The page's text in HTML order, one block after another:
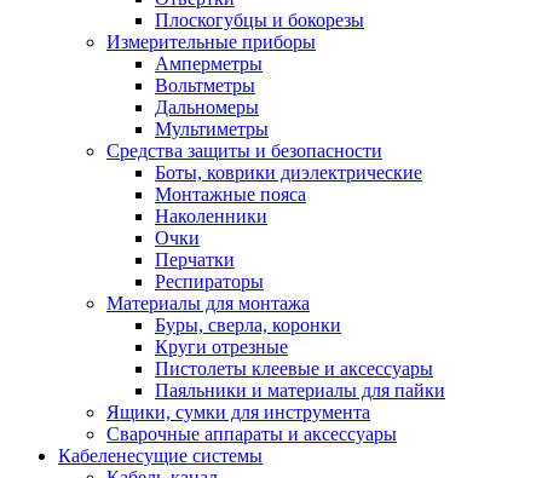
Плоскогубцы и бокорезы
Измерительные приборы
Амперметры
Вольтметры
Дальномеры
Мультиметры
Средства защиты и безопасности
Боты, коврики диэлектрические
Монтажные пояса
Наколенники
Очки
Перчатки
Респираторы
Материалы для монтажа
Буры, сверла, коронки
Круги отрезные
Пистолеты клеевые и аксессуары
Паяльники и материалы для пайки
Ящики, сумки для инструмента
Сварочные аппараты и аксессуары
Кабеленесущие системы